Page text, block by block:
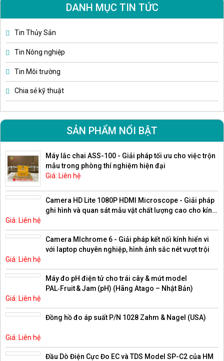
DANH MỤC TIN TỨC
Tin Thủy Sản
Tin Nông nghiệp
Tin Môi trường
Chia sẻ kỹ thuật
SẢN PHẨM NỔI BẬT
Máy lắc chai ASS-100 - Giải pháp tối ưu cho việc trộn
mẫu trong phòng thí nghiệm hiện đại
Giá: Liên hệ
Camera HD Lite 1080P HDMI Microscope - Giải pháp
ghi hình và quan sát mẫu vật chất lượng cao cho kính
Giá: Liên hệ
Camera MIchrome 6 - Giải pháp kết nối kính hiển vi
với laptop chuyên nghiệp, hình ảnh sắc nét vượt trội
Giá: Liên hệ
Máy đo pH điện tử cho trái cây & mứt model
PAL‑Fruit & Jam (pH) (Hãng Atago – Nhật Bản)
Giá: Liên hệ
Đồng hồ đo áp suất P/N 1028 Zahm & Nagel (USA)
Giá: Liên hệ
Đầu Dò Điện Cực Đo EC và TDS Model SP-C2 của HM